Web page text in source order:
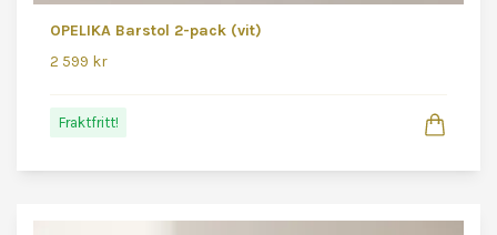
OPELIKA Barstol 2-pack (vit)
2 599 kr
Fraktfritt!